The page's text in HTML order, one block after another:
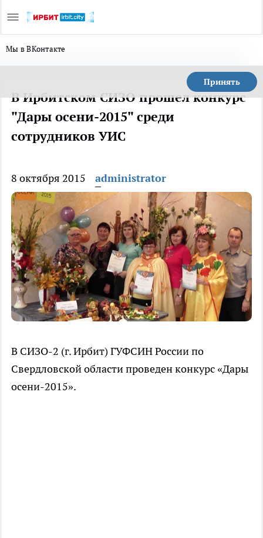
Мы в ВКонтакте
Принять
В Ирбитском СИЗО прошел конкурс
"Дары осени-2015" среди
сотрудников УИС
8 октября 2015 administrator
В СИЗО-2 (г. Ирбит) ГУФСИН России по
Свердловской области проведен конкурс «Дары
осени-2015».